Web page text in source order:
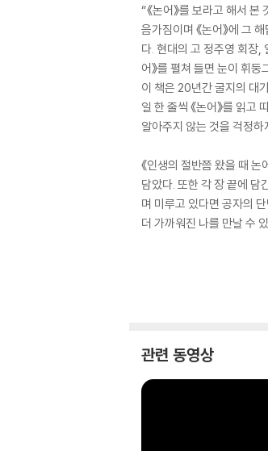
“《논어》를 보라고 해서
음가짐이며 《논어》에 그
다. 현대의 고 정주영 회장,
어》를 펼쳐 들면 눈이 휘
이 책은 20년간 굴지의 대
일 한 줄씩 《논어》를 읽
알아주지 않는 것을 걱정
《인생의 절반쯤 왔을 때
담았다. 또한 각 장 끝에 담
며 미루고 있다면 공자의
더 가까워진 나를 만날 수
관련 동영상